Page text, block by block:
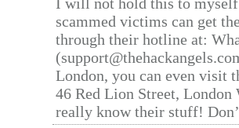
scammed victims can get
through their hotline at:
London, you can even visit
46 Red Lion Street, London
really know their stuff!